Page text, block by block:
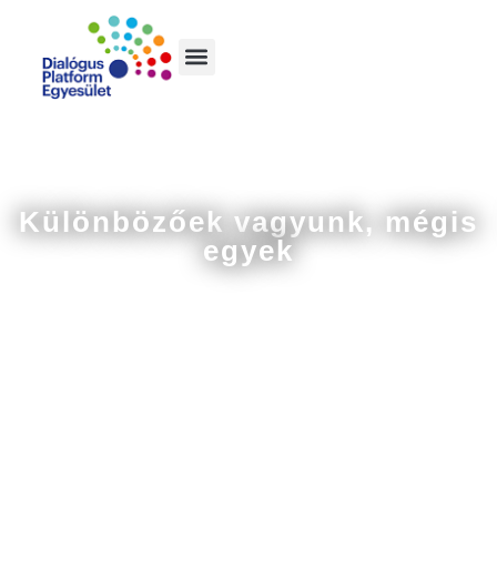
House of One – Európa egyik
legkreatívabb vallási
projektje